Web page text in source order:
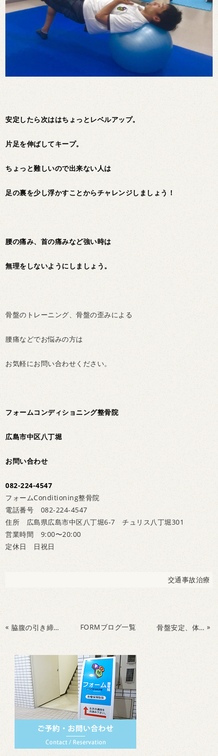
安定したら次ははちょっとレベルアップ。
片足を伸ばしてキープ。
ちょっと難しいので出来ない人は
足の裏を少し浮かすことからチャレンジしましょう！
腰の痛み、首の痛みなど強い時は
無理をしないようにしましょう。
骨盤のトレーニング、骨盤の歪みによる
腰痛などでお悩みの方は
お気軽にお問い合わせください。
フォームコンディショニング整骨院
広島市中区八丁堀
お問い合わせ
082-224-4547
フォームConditioning整骨院
電話番号 082-224-4547
住所 広島県広島市中区八丁堀6-7 チュリス八丁堀301
営業時間 9:00〜20:00
定休日 日祝日
交通事故治療
« 脇腹の引き締め！脇腹の筋肉、機能低下ぎ腰痛予防になる事をご存知ですか？腰痛予防は毎日コツコツ運動を！ FORMブログ一覧 骨盤安定、体幹トレーニング。腰痛予防 »